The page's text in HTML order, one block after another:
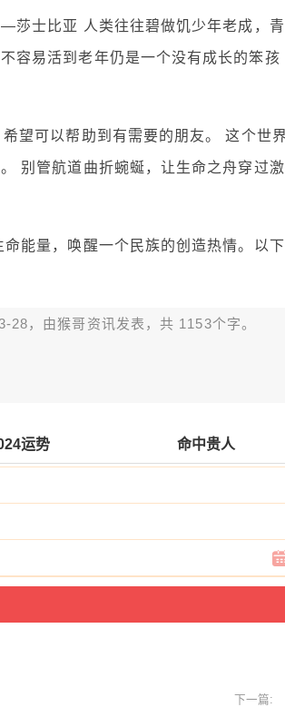
莎士比亚 人类往往碧做饥少年老成，青
容易活到老年仍是一个没有成长的笨孩
望可以帮助到有需要的朋友。 这个世
别管航道曲折蜿蜒，让生命之舟穿过激
能量，唤醒一个民族的创造热情。以下
28，由猴哥资讯 发表，共 1153个字。
运势 命中贵人
下一篇: